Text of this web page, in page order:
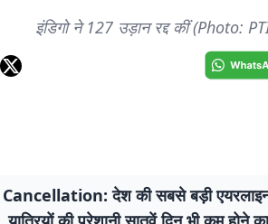
इंडिगो ने 127 उड़ान रद्द कीं (Photo:
देश की सबसे बड़ी एयरलाइन